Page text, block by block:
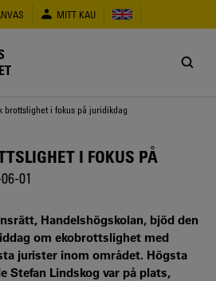
MITT KAU
brottslighet i fokus på juridikdag
I FOKUS PÅ
01
Handelshögskolan, bjöd den
om ekobrottslighet med
jurister inom området. Högsta
Stefan Lindskog var på plats,